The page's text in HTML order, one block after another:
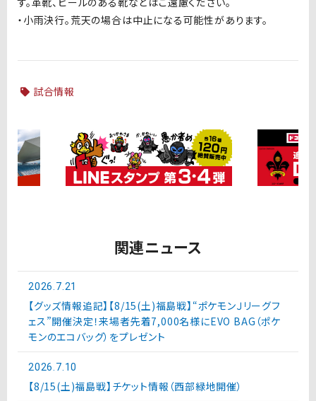
・小雨決行。荒天の場合は中止になる可能性があります。
試合情報
関連ニュース
2026.7.21
【グッズ情報追記】【8/15(土)福島戦】“ポケモンＪリーグフ
ェス”開催決定！来場者先着7,000名様にEVO BAG（ポケ
モンのエコバッグ）をプレゼント
2026.7.10
【8/15(土)福島戦】チケット情報（西部緑地開催）